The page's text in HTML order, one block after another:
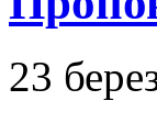
23